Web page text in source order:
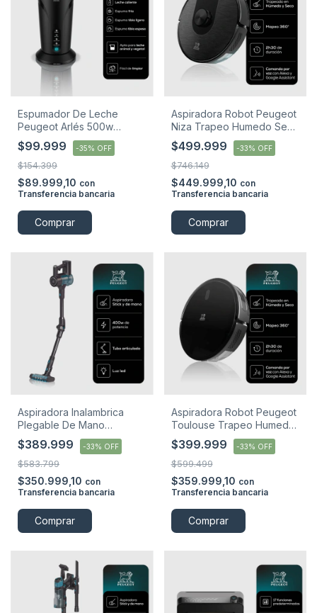
Espumador De Leche
Peugeot Arlés 500w
Espuma Fría Y Caliente
Negro
$99.999 -35% OFF
$154.399
$89.999,10 con
Transferencia bancaria
Comprar
Aspiradora Robot Peugeot
Niza Trapeo Humedo Seco
Control Voz Gris
$499.999 -33% OFF
$746.149
$449.999,10 con
Transferencia bancaria
Comprar
Aspiradora Inalambrica
Plegable De Mano
Peugeot Nantes 3en1
Negro
$389.999 -33% OFF
$583.799
$350.999,10 con
Transferencia bancaria
Comprar
Aspiradora Robot Peugeot
Toulouse Trapeo Humedo
Seco Voz Negro
$399.999 -33% OFF
$599.499
$359.999,10 con
Transferencia bancaria
Comprar